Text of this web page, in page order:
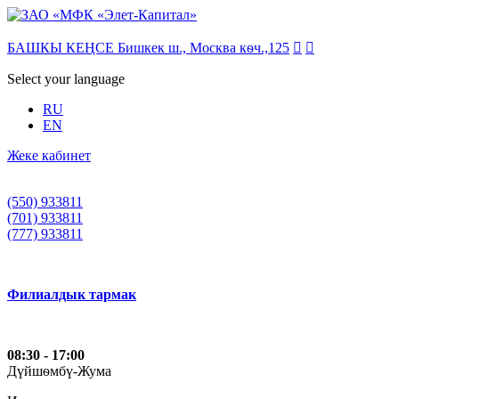
БАШКЫ КЕҢСЕ Бишкек ш., Москва кѳч.,125  
Select your language
RU
EN
Жеке кабинет
(550) 933811
(701) 933811
(777) 933811
Филиалдык тармак
08:30 - 17:00
Дүйшѳмбү-Жума